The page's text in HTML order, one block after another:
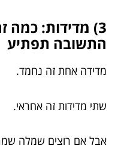
3) מדידות: כמה
התשובה תפתיע
מדידה אחת זה נחמד.
שתי מדידות זה אחראי.
אבל אם רוצים שמלה